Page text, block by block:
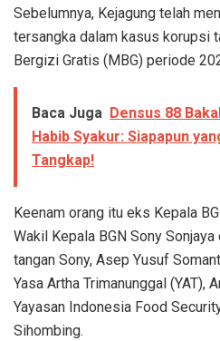
Sebelumnya, Kejagung telah
tersangka dalam kasus korupsi
Bergizi Gratis (MBG) periode
Baca Juga Densus 88
Habib Syakur: Siapapun
Tangkap!
Keenam orang itu eks Kepala
Wakil Kepala BGN Sony
tangan Sony, Asep Yusuf
Yasa Artha Trimanunggal (YAT),
Yayasan Indonesia Food
Sihombing.